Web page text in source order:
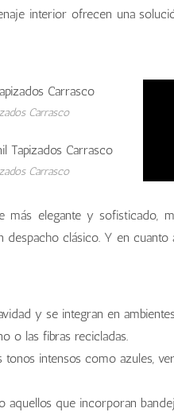
interior ofrecen una
Carrasco
Carrasco
elegante y sofisticado,
clásico. Y en cuanto
y se integran en
o las fibras recicladas.
intensos como azules,
que incorporan